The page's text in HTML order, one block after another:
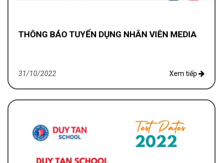
THÔNG BÁO TUYỂN DỤNG NHÂN VIÊN MEDIA
31/10/2022 Xem tiếp